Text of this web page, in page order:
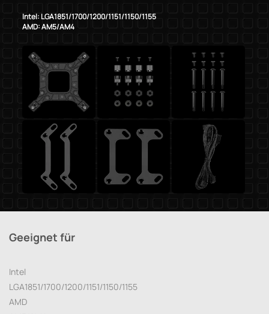
Intel: LGA1851/1700/1200/1151/1150/1155
AMD: AM5/AM4
Geeignet für
Intel
LGA1851/1700/1200/1151/1150/1155
AMD